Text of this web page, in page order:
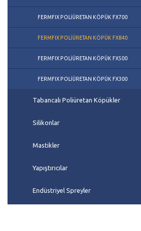
FERMFIX POLİÜRETAN KÖPÜK FX700
FERMFIX POLİÜRETAN KÖPÜK FX840
FERMFIX POLİÜRETAN KÖPÜK FX500
FERMFIX POLİÜRETAN KÖPÜK FX300
Tabancalı Poliüretan Köpükler
Silikonlar
Mastikler
Yapıştırıcılar
Endüstriyel Spreyler